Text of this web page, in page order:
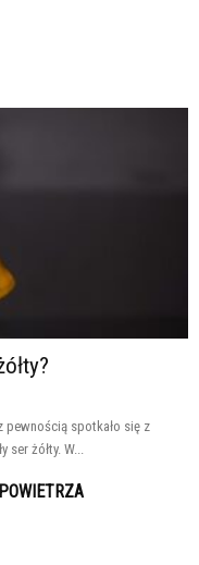
pewnością spotkało się z
żółty. W...